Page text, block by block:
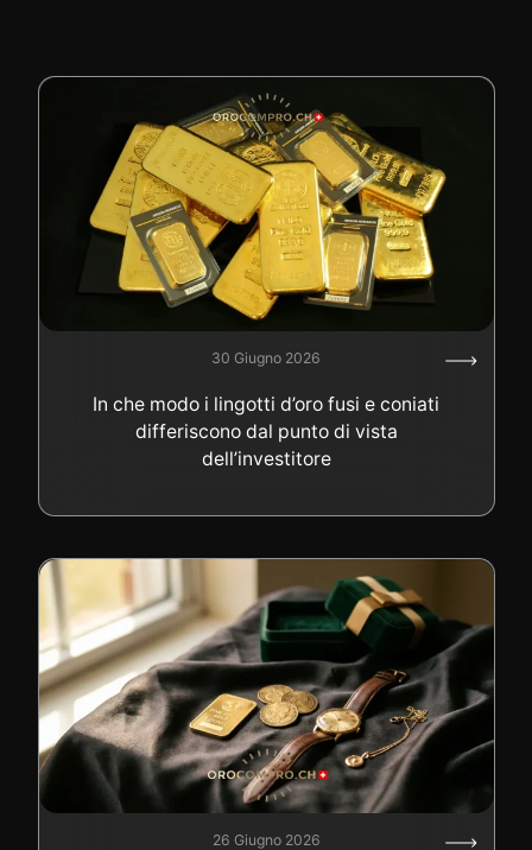
30 Giugno 2026
In che modo i lingotti d’oro fusi e coniati
differiscono dal punto di vista
dell’investitore
26 Giugno 2026